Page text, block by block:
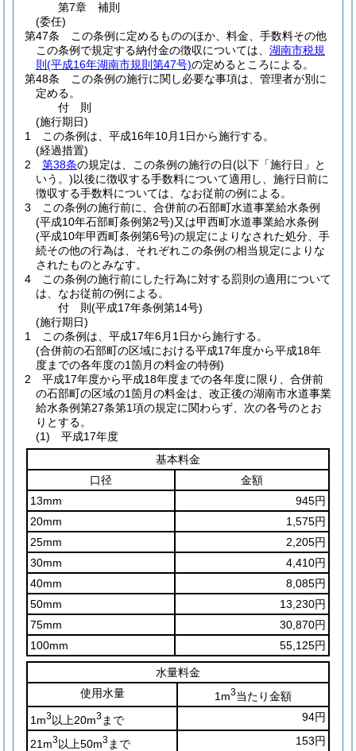
第7章
補則
(委任)
第47条
この条例に定めるもののほか、料金、手数料その他
この条例で規定する納付金の徴収については、 湖南市税規
則 (平成16年湖南市規則第47号)の定めるところによる。
第48条
この条例の施行に関し必要な事項は、管理者が別に
定める。
付 則
(施行期日)
1
この条例は、平成16年10月1日から施行する。
(経過措置)
2
第38条の規定は、この条例の施行の日(以下「施行日」と
いう。)以後に徴収する手数料について適用し、施行日前に
徴収する手数料については、なお従前の例による。
3
この条例の施行前に、合併前の石部町水道事業給水条例
(平成10年石部町条例第2号)又は甲西町水道事業給水条例
(平成10年甲西町条例第6号)の規定によりなされた処分、手
続その他の行為は、それぞれこの条例の相当規定によりな
されたものとみなす。
4
この条例の施行前にした行為に対する罰則の適用について
は、なお従前の例による。
付 則(平成17年条例第14号)
(施行期日)
1
この条例は、平成17年6月1日から施行する。
(合併前の石部町の区域における平成17年度から平成18年
度までの各年度の1箇月の料金の特例)
2
平成17年度から平成18年度までの各年度に限り、合併前
の石部町の区域の1箇月の料金は、改正後の湖南市水道事業
給水条例第27条第1項の規定に関わらず、次の各号のとお
りとする。
(1)
平成17年度
基本料金
口径
金額
13mm
945円
20mm
1,575円
25mm
2,205円
30mm
4,410円
40mm
8,085円
50mm
13,230円
75mm
30,870円
100mm
55,125円
水量料金
使用水量
1m3当たり金額
1m3以上20m3 まで 94円
21m3以上50m3 まで 153円